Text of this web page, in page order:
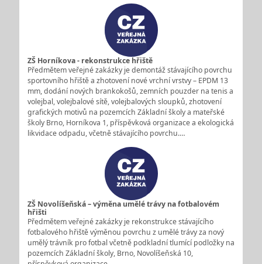
ZŠ Horníkova - rekonstrukce hřiště
Předmětem veřejné zakázky je demontáž stávajícího povrchu
sportovního hřiště a zhotovení nové vrchní vrstvy – EPDM 13
mm, dodání nových brankokošů, zemních pouzder na tenis a
volejbal, volejbalové sítě, volejbalových sloupků, zhotovení
grafických motivů na pozemcích Základní školy a mateřské
školy Brno, Horníkova 1, příspěvková organizace a ekologická
likvidace odpadu, včetně stávajícího povrchu.…
ZŠ Novolíšeňská – výměna umělé trávy na fotbalovém
hřišti
Předmětem veřejné zakázky je rekonstrukce stávajícího
fotbalového hřiště výměnou povrchu z umělé trávy za nový
umělý trávník pro fotbal včetně podkladní tlumící podložky na
pozemcích Základní školy, Brno, Novolíšeňská 10,